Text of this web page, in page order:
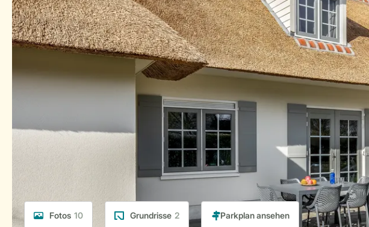
Fotos 10 Grundrisse 2